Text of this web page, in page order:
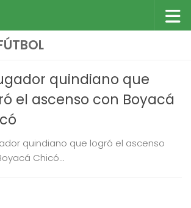
quindiano que
el ascenso con Boyacá
quindiano que logró el ascenso
Chicó...